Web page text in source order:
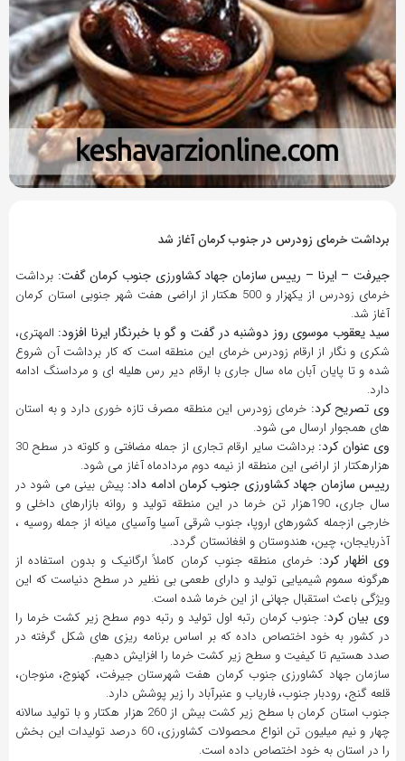
برداشت خرمای زودرس در جنوب کرمان آغاز شد
جیرفت – ایرنا – رییس سازمان جهاد کشاورزی جنوب کرمان گفت: برداشت
خرمای زودرس از یکهزار و 500 هکتار از اراضی هفت شهر جنوبی استان کرمان
آغاز شد.
سید یعقوب موسوی روز دوشنبه در گفت و گو با خبرنگار ایرنا افزود: المهتری،
شکری و نگار از ارقام زودرس خرمای این منطقه است که کار برداشت آن شروع
شده و تا پایان آبان ماه سال جاری با ارقام دیر رس هلیله ای و مرداسنگ ادامه
دارد.
وی تصریح کرد: خرمای زودرس این منطقه مصرف تازه خوری دارد و به استان
های همجوار ارسال می شود.
وی عنوان کرد:
برداشت سایر ارقام تجاری از جمله مضافتی و کلوته در سطح 30
هزارهکتار از اراضی این منطقه از نیمه دوم مردادماه آغاز می شود.
رییس سازمان جهاد کشاورزی جنوب کرمان ادامه داد: پیش بینی می شود در
سال جاری، 190هزار تن خرما در این منطقه تولید و روانه بازارهای داخلی و
خارجی ازجمله کشورهای اروپا، جنوب شرقی آسیا وآسیای میانه از جمله روسیه ،
آذربایجان، چین، هندوستان و افغانستان گردد.‎
وی اظهار کرد: خرمای منطقه جنوب کرمان کاملاً ارگانیک و بدون استفاده از
هرگونه سموم شیمیایی تولید و دارای طعمی بی نظیر در سطح دنیاست که این
ویژگی باعث استقبال جهانی از این خرما شده است.
وی بیان کرد: جنوب کرمان رتبه اول تولید و رتبه دوم سطح زیر کشت خرما را
در کشور به خود اختصاص داده که بر اساس برنامه ریزی های شکل گرفته در
صدد هستیم تا کیفیت و سطح زیر کشت خرما را افزایش دهیم.
سازمان جهاد کشاورزی جنوب کرمان هفت شهرستان جیرفت، کهنوج، منوجان،
قلعه گنج، رودبار جنوب، فاریاب و عنبرآباد را زیر پوشش دارد.
جنوب استان کرمان با سطح زیر کشت بیش از 260 هزار هکتار و با تولید سالانه
چهار و نیم میلیون تن انواع محصولات کشاورزی، 60 درصد تولیدات این بخش
را در استان به خود اختصاص داده است.